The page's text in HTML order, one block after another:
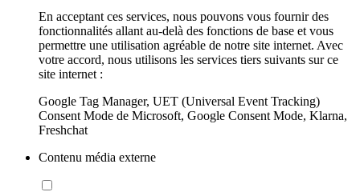
En acceptant ces services, nous pouvons vous fournir des
fonctionnalités allant au-delà des fonctions de base et vous
permettre une utilisation agréable de notre site internet. Avec
votre accord, nous utilisons les services tiers suivants sur ce
site internet :
Google Tag Manager, UET (Universal Event Tracking)
Consent Mode de Microsoft, Google Consent Mode, Klarna,
Freshchat
Contenu média externe